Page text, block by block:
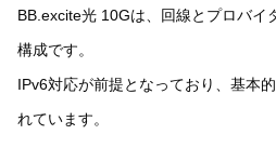
BB.excite光 10Gは、回線とプロバイ
構成です。
IPv6対応が前提となっており、基本
れています。